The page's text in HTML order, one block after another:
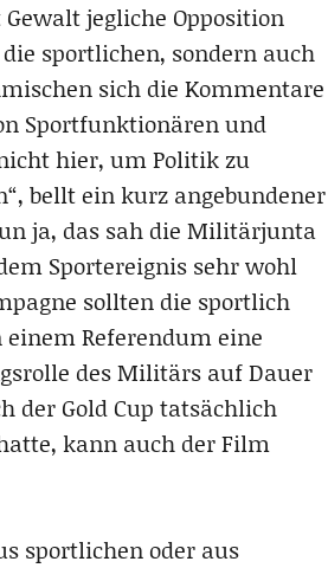
jegliche Opposition
sportlichen, sondern auch
sich die Kommentare
Sportfunktionären und
hier, um Politik zu
bellt ein kurz angebundener
ja, das sah die Militärjunta
Sportereignis sehr wohl
sollten die sportlich
Referendum eine
des Militärs auf Dauer
der Gold Cup tatsächlich
kann auch der Film
sportlichen oder aus